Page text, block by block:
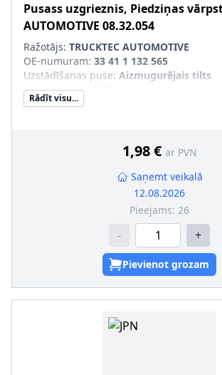
Pusass uzgrieznis, Piedziņas
AUTOMOTIVE 08.32.054
Ražotājs: TRUCKTEC AUTOMOTIVE
OE-numuram: 33 41 1 132 565
Uzstādīšanas puse: Aizmugurējais tilts
Vītnes izmērs
Rādīt visu...
1,98 € ar PVN
Saņemt veikalā
12.08.2026
Pieejams: 26
- +
Pievienot grozam